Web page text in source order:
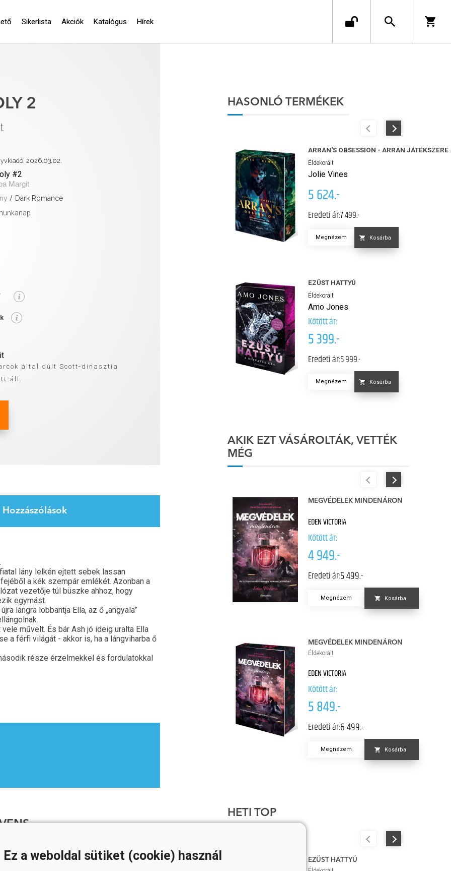
Sikerlista Akciók Katalógus Hírek
2
2026.03.02.
#2
Margit
/ Dark Romance
által dúlt Scott-dinasztia
áll.
Hozzászólások
lány lelkén ejtett sebek lassan
a kék szempár emlékét. Azonban a
vezetője túl büszke ahhoz, hogy
egymást.
lángra lobbantja Ella, az ő „angyala”
művelt. És bár Ash jó ideig uralta Ella
a férfi világát - akkor is, ha a lángviharba ő
része érzelmekkel és fordulatokkal
született Sarah Rivens fiatal kora
idők legolvasottabb algériai írója. Sarah
HASONLÓ TERMÉKEK
ARRAN'S OBSESSION - ARRAN JÁTÉKSZERE
Éldekorált
Jolie Vines
5 624.-
Eredeti ár:7 499.-
Megnézem Kosárba
EZÜST HATTYÚ
Éldekorált
Amo Jones
Kötött ár:
5 399.-
Eredeti ár:5 999.-
Megnézem Kosárba
AKIK EZT VÁSÁROLTÁK, VETTÉK
MÉG
MEGVÉDELEK MINDENÁRON
EDEN VICTORIA
Kötött ár:
4 949.-
Eredeti ár:5 499.-
Megnézem Kosárba
MEGVÉDELEK MINDENÁRON
Éldekorált
EDEN VICTORIA
Kötött ár:
5 849.-
Eredeti ár:6 499.-
Megnézem Kosárba
HETI TOP
EZÜST HATTYÚ
Ez a weboldal sütiket (cookie) használ